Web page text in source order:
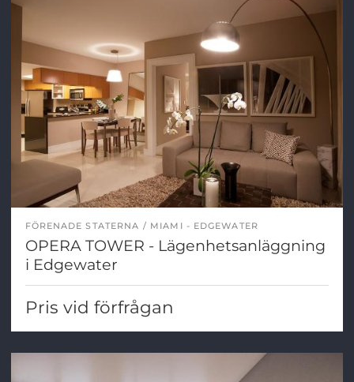
FÖRENADE STATERNA MIAMI - EDGEWATER
OPERA TOWER - Lägenhetsanläggning
i Edgewater
Pris vid förfrågan